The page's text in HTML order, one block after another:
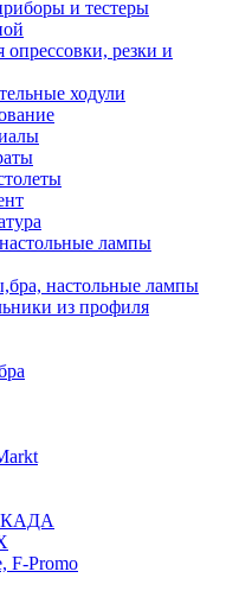
и тестеры
резки и
ходули
лампы
настольные лампы
из профиля
F-Promo